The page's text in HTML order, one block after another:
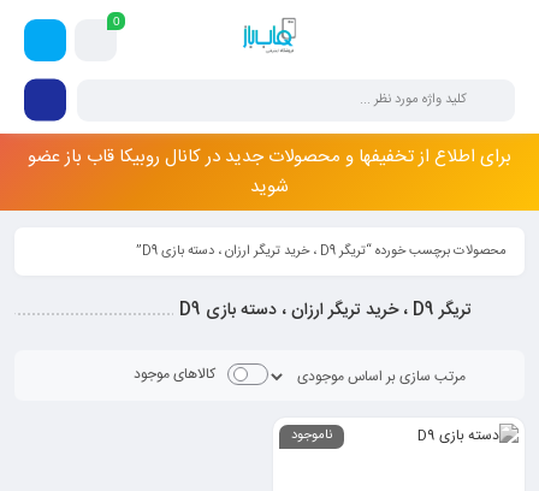
0
برای اطلاع از تخفیفها و محصولات جدید در کانال روبیکا قاب باز عضو
شوید
محصولات برچسب خورده “تریگر D9 ، خرید تریگر ارزان ، دسته بازی D9”
تریگر D9 ، خرید تریگر ارزان ، دسته بازی D9
کالاهای موجود
ناموجود